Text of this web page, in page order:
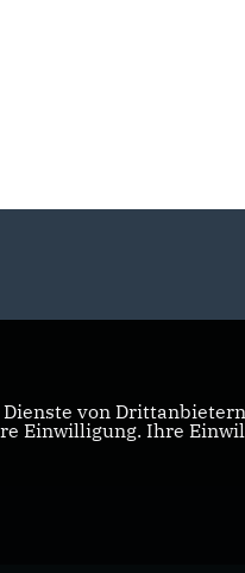
von
Einwilligung. Ihre